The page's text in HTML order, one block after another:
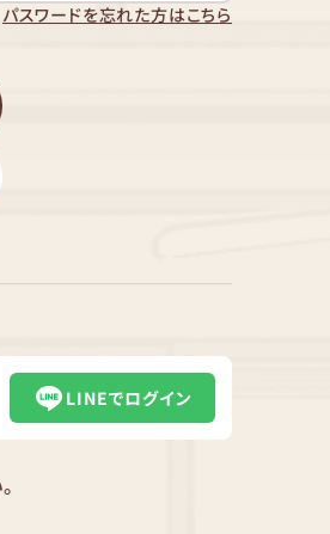
パスワードを忘れた方はこちら
LINEでログイン